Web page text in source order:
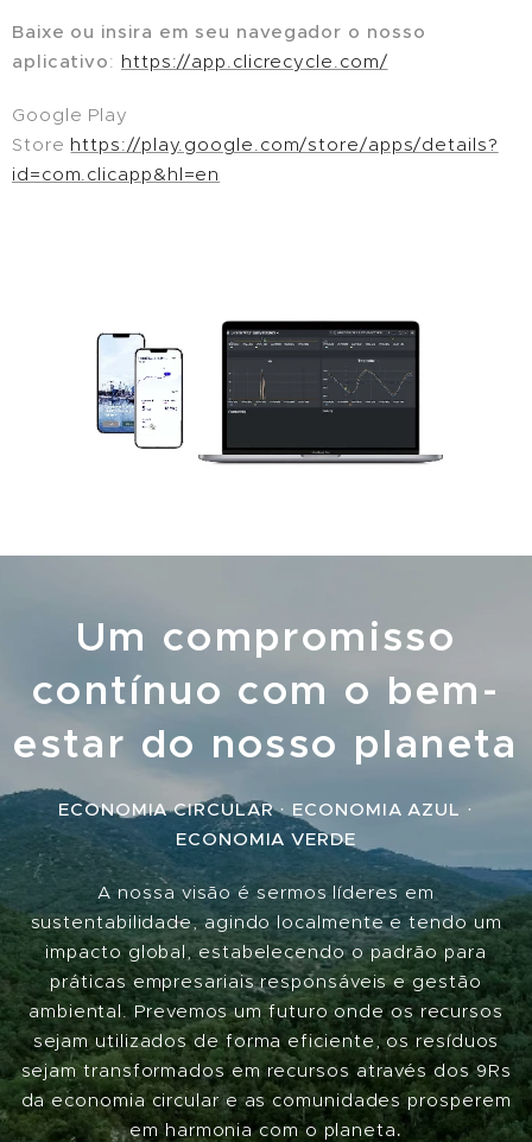
Baixe ou insira em seu navegador o nosso
aplicativo: https://app.clicrecycle.com/
Google Play
Store https://play.google.com/store/apps/details?
id=com.clicapp&hl=en
Um compromisso
contínuo com o bem-
estar do nosso planeta
ECONOMIA CIRCULAR · ECONOMIA AZUL ·
ECONOMIA VERDE
A nossa visão é sermos líderes em
sustentabilidade, agindo localmente e tendo um
impacto global, estabelecendo o padrão para
práticas empresariais responsáveis ​​e gestão
ambiental. Prevemos um futuro onde os recursos
sejam utilizados de forma eficiente, os resíduos
sejam transformados em recursos através dos 9Rs
da economia circular e as comunidades prosperem
em harmonia com o planeta.